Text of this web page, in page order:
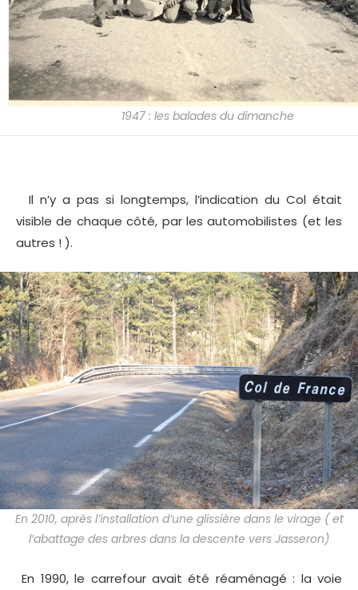
1947 : les balades du dimanche
Il n’y a pas si longtemps, l’indication du Col était
visible de chaque côté, par les automobilistes (et les
autres ! ).
En 2010, après l’installation d’une glissière dans le virage ( et
l’abattage des arbres dans la descente vers Jasseron)
En 1990, le carrefour avait été réaménagé : la voie